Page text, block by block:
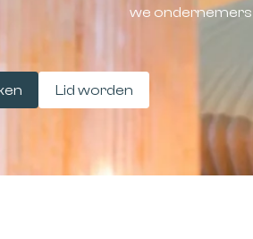
we ondernemers
Lid worden